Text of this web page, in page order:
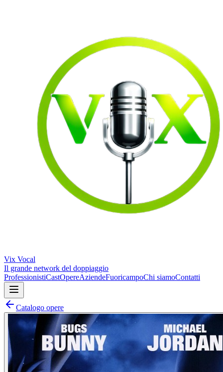
Vix Vocal
Il grande network del doppiaggio
ProfessionistiCastOpereAziendeFuoricampoChi siamoContatti
Catalogo opere